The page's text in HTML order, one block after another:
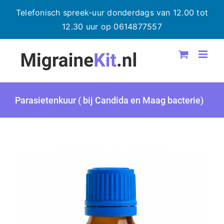
Telefonisch spreek-uur donderdags van 12.00 tot
12.30 uur op 0614877557
Parasietenkuur ( bij Candida en Maag bacterie)